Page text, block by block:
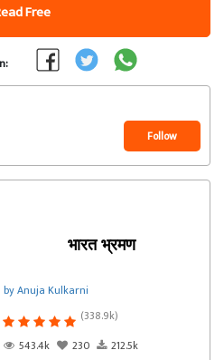
Free
Follow
भारत भ्रमण
by Anuja Kulkarni
(338.9k)
543.4k
230 212.5k